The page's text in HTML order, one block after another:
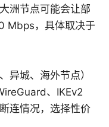
洲节点可能会让部
Mbps，具体取决于
异城、海外节点）
、IKEv2
连情况，选择性价